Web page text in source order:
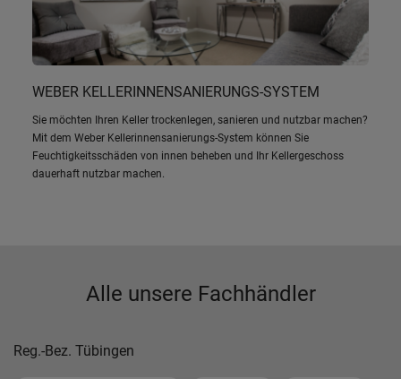
WEBER KELLERINNENSANIERUNGS-SYSTEM
Sie möchten Ihren Keller trockenlegen, sanieren und nutzbar machen?
Mit dem Weber Kellerinnensanierungs-System können Sie
Feuchtigkeitsschäden von innen beheben und Ihr Kellergeschoss
dauerhaft nutzbar machen.
Alle unsere Fachhändler
Reg.-Bez. Tübingen